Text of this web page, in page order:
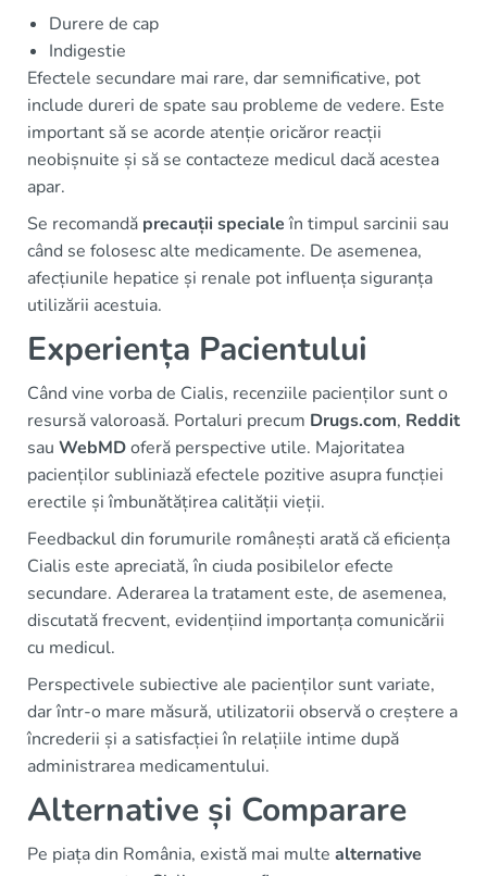
Durere de cap
Indigestie
Efectele secundare mai rare, dar semnificative, pot
include dureri de spate sau probleme de vedere. Este
important să se acorde atenție oricăror reacții
neobișnuite și să se contacteze medicul dacă acestea
apar.
Se recomandă precauții specialeîn timpul sarcinii sau
când se folosesc alte medicamente. De asemenea,
afecțiunile hepatice și renale pot influența siguranța
utilizării acestuia.
Experiența Pacientului
Când vine vorba de Cialis, recenziile pacienților sunt o
resursă valoroasă. Portaluri precum Drugs.com, Reddit
sau WebMDoferă perspective utile. Majoritatea
pacienților subliniază efectele pozitive asupra funcției
erectile și îmbunătățirea calității vieții.
Feedbackul din forumurile românești arată că eficiența
Cialis este apreciată, în ciuda posibilelor efecte
secundare. Aderarea la tratament este, de asemenea,
discutată frecvent, evidențiind importanța comunicării
cu medicul.
Perspectivele subiective ale pacienților sunt variate,
dar într-o mare măsură, utilizatorii observă o creștere a
încrederii și a satisfacției în relațiile intime după
administrarea medicamentului.
Alternative și Comparare
Pe piața din România, există mai multe alternative